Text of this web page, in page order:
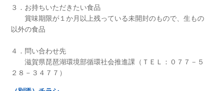
３．お持ちいただきたい食品
賞味期限が１か月以上残っている未開封のもので、生もの
以外の食品
４．問い合わせ先
滋賀県琵琶湖環境部循環社会推進課（ＴＥＬ：０７７－５
２８－３４７７）